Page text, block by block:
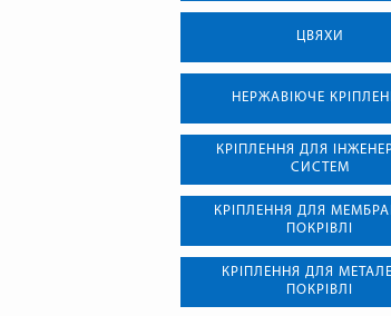
ЦВЯХИ
НЕРЖАВІЮЧЕ
КРІПЛЕННЯ ДЛЯ
СИСТЕМ
КРІПЛЕННЯ ДЛЯ
ПОКРІВЛІ
КРІПЛЕННЯ ДЛЯ
ПОКРІВЛІ